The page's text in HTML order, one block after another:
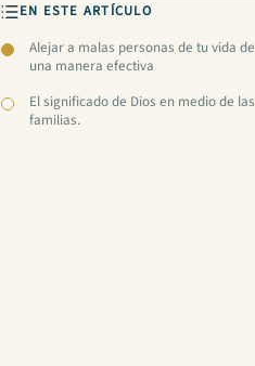
EN ESTE ARTÍCULO
Alejar a malas personas de tu vida de
una manera efectiva
El significado de Dios en medio de las
familias.